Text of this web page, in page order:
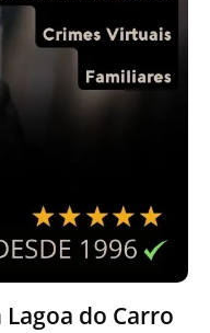
do Carro